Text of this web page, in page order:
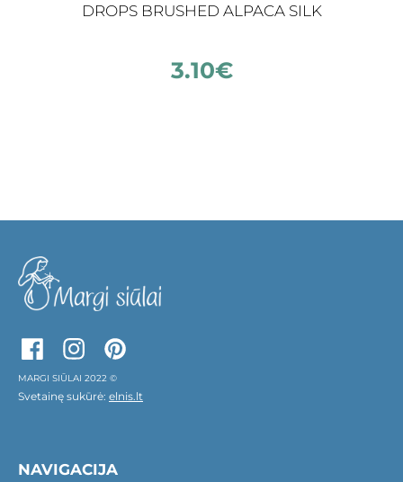
DROPS BRUSHED ALPACA SILK
3.10€
MARGI SIŪLAI 2022 ©
Svetainę sukūrė: elnis.lt
NAVIGACIJA